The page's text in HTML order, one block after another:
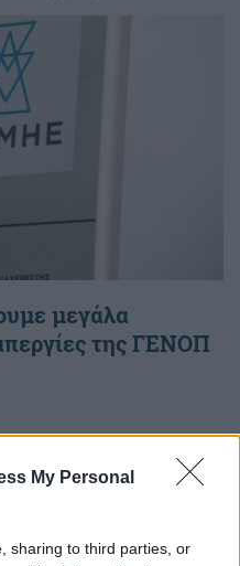
My Personal
sharing to third parties, or
μεγάλα
της ΓΕΝΟΠ